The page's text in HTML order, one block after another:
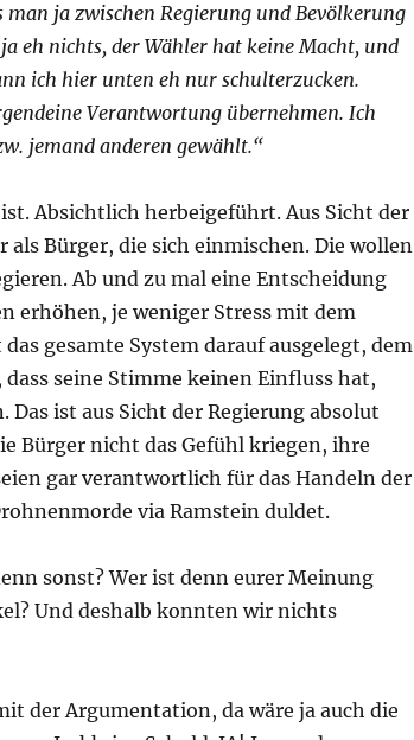
man ja zwischen Regierung und Bevölkerung
eh nichts, der Wähler hat keine Macht, und
ich hier unten eh nur schulterzucken.
Verantwortung übernehmen. Ich
jemand anderen gewählt.“
Absichtlich herbeigeführt. Aus Sicht der
Bürger, die sich einmischen. Die wollen
Ab und zu mal eine Entscheidung
erhöhen, je weniger Stress mit dem
gesamte System darauf ausgelegt, dem
dass seine Stimme keinen Einfluss hat,
Das ist aus Sicht der Regierung absolut
Bürger nicht das Gefühl kriegen, ihre
gar verantwortlich für das Handeln der
via Ramstein duldet.
sonst? Wer ist denn eurer Meinung
Und deshalb konnten wir nichts
der Argumentation, da wäre ja auch die